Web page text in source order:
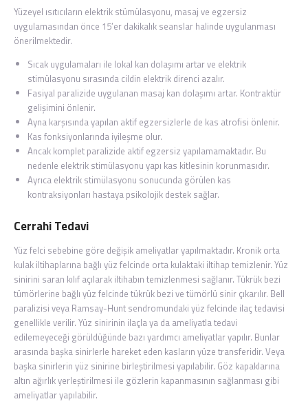
Yüzeyel ısıtıcıların elektrik stümülasyonu, masaj ve egzersiz
uygulamasından önce 15’er dakikalık seanslar halinde uygulanması
önerilmektedir.
Sıcak uygulamaları ile lokal kan dolaşımı artar ve elektrik
stimülasyonu sırasında cildin elektrik direnci azalır.
Fasiyal paralizide uygulanan masaj kan dolaşımı artar. Kontraktür
gelişimini önlenir.
Ayna karşısında yapılan aktif egzersizlerle de kas atrofisi önlenir.
Kas fonksiyonlarında iyileşme olur.
Ancak komplet paralizide aktif egzersiz yapılamamaktadır. Bu
nedenle elektrik stimülasyonu yapı kas kitlesinin korunmasıdır.
Ayrıca elektrik stimülasyonu sonucunda görülen kas
kontraksiyonları hastaya psikolojik destek sağlar.
Cerrahi Tedavi
Yüz felci sebebine göre değişik ameliyatlar yapılmaktadır. Kronik orta
kulak iltihaplarına bağlı yüz felcinde orta kulaktaki iltihap temizlenir. Yüz
sinirini saran kılıf açılarak iltihabın temizlenmesi sağlanır. Tükrük bezi
tümörlerine bağlı yüz felcinde tükrük bezi ve tümörlü sinir çıkarılır. Bell
paralizisi veya Ramsay-Hunt sendromundaki yüz felcinde ilaç tedavisi
genellikle verilir. Yüz sinirinin ilaçla ya da ameliyatla tedavi
edilemeyeceği görüldüğünde bazı yardımcı ameliyatlar yapılır. Bunlar
arasında başka sinirlerle hareket eden kasların yüze transferidir. Veya
başka sinirlerin yüz sinirine birleştirilmesi yapılabilir. Göz kapaklarına
altın ağırlık yerleştirilmesi ile gözlerin kapanmasının sağlanması gibi
ameliyatlar yapılabilir.